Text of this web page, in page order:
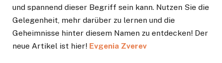
und spannend dieser Begriff sein kann. Nutzen Sie die
Gelegenheit, mehr darüber zu lernen und die
Geheimnisse hinter diesem Namen zu entdecken! Der
neue Artikel ist hier! Evgenia Zverev